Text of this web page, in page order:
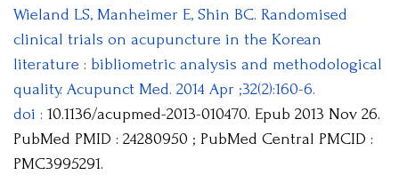
Wieland LS, Manheimer E, Shin BC. Randomised
clinical trials on acupuncture in the Korean
literature : bibliometric analysis and methodological
quality. Acupunct Med. 2014 Apr ;32(2):160-6.
doi : 10.1136/acupmed-2013-010470. Epub 2013 Nov 26.
PubMed PMID : 24280950 ; PubMed Central PMCID :
PMC3995291.